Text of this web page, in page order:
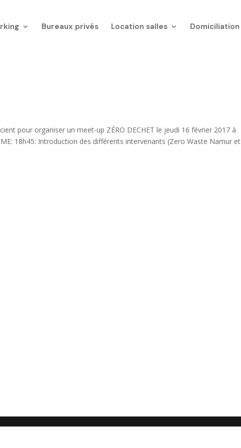
Bureaux privés Location salles Domiciliation
pour organiser un meet-up ZÉRO DECHET le jeudi 16 février 2017 à
18h45: Introduction des différents intervenants (Zero Waste Namur et